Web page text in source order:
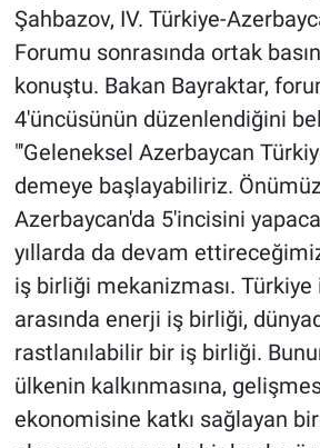
Şahbazov, IV. Türkiye-
Forumu sonrasında ortak
konuştu. Bakan Bayraktar,
4'üncüsünün düzenlendiğini
"'Geleneksel Azerbaycan
demeye başlayabiliriz.
Azerbaycan'da 5'incisini
yıllarda da devam
iş birliği mekanizması.
arasında enerji iş birliği,
rastlanılabilir bir iş birliği.
ülkenin kalkınmasına,
ekonomisine katkı sağlayan